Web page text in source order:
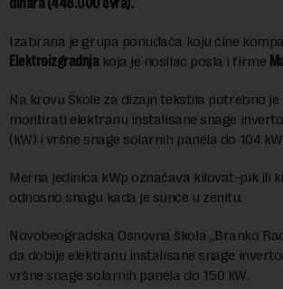
Izabrana je grupa ponuđača koju čine
Elektroizgradnjakoja je nosilac posla i firme
Na krovu Škole za dizajn tekstila potrebno
montirati elektranu instalisane snage
(kW) i vršne snage solarnih panela do 104
Merna jedinica kWp označava kilovat-pik ili
odnosno snagu kada je sunce u zenitu.
Novobeogradska Osnovna škola „Branko
da dobije elektranu instalisane snage
vršne snage solarnih panela do 150 kW.